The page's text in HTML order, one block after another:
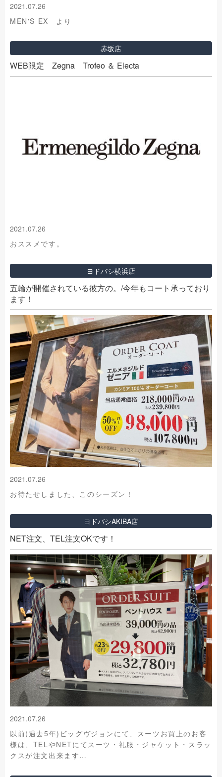
2021.07.26
MEN'S EX より
赤坂店
WEB限定 Zegna Trofeo ＆ Electa
2021.07.26
おススメです。
ヨドバシ横浜店
五輪が開催されている彼方の。/今年もコート承っており
ます！
2021.07.26
お待たせしました、このシーズン！
ヨドバシAKIBA店
NET注文、TEL注文OKです！
2021.07.26
以前(過去5年)ビッグヴジョンにて、スーツお買上のお客
様は、TELやNETにてスーツ・礼服・ジャケット・スラッ
クスが注文出来ます…